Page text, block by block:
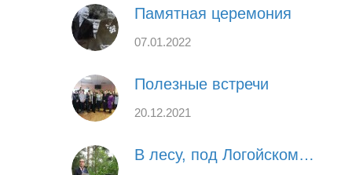
Памятная церемония
07.01.2022
Полезные встречи
20.12.2021
В лесу, под Логойском…